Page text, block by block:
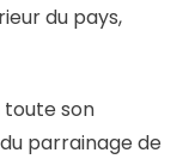
du pays,
son
parrainage de